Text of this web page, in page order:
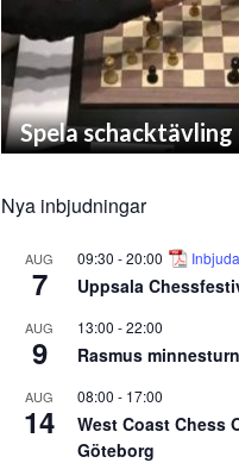
Spela schacktävling
Nya inbjudningar
AUG
7
09:30 -20:00
Uppsala
AUG
9
13:00 -22:00
Rasmus
AUG
14
08:00 - 17:00
West Coast Chess
Göteborg